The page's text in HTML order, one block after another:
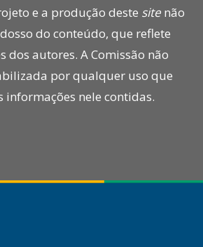
e a produção deste site não
do conteúdo, que reflete
dos autores. A Comissão não
por qualquer uso que
informações nele contidas.